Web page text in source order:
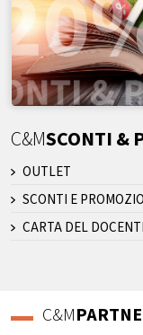
C&MSCONTI &
OUTLET
SCONTI E
CARTA DEL
C&M